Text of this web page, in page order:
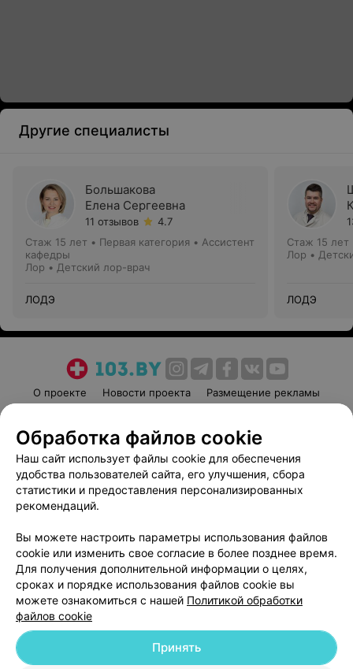
Другие специалисты
Большакова
Елена Сергеевна
11 отзывов
4.7
Стаж 15 лет • Первая категория • Ассистент
кафедры
Лор • Детский лор-врач
ЛОДЭ
Стаж 15 лет
Лор •
ЛОДЭ
О проекте Новости проекта
Размещение рекламы
Пользовательское соглашение
Способы оплаты
Вакансии
Партнеры
Написать руководителю 103.by
Обработка персональных данных
© 2026 ООО «Артокс Лаб», УНП 191700409
| 220012, Республика Беларусь,
Обработка файлов cookie
Наш сайт использует файлы cookie для обеспечения
удобства пользователей сайта, его улучшения, сбора
статистики и предоставления персонализированных
рекомендаций.
Вы можете настроить параметры использования файлов
cookie или изменить свое согласие в более позднее время.
Для получения дополнительной информации о целях,
сроках и порядке использования файлов cookie вы
можете ознакомиться с нашей Политикой обработки
файлов cookie
Принять